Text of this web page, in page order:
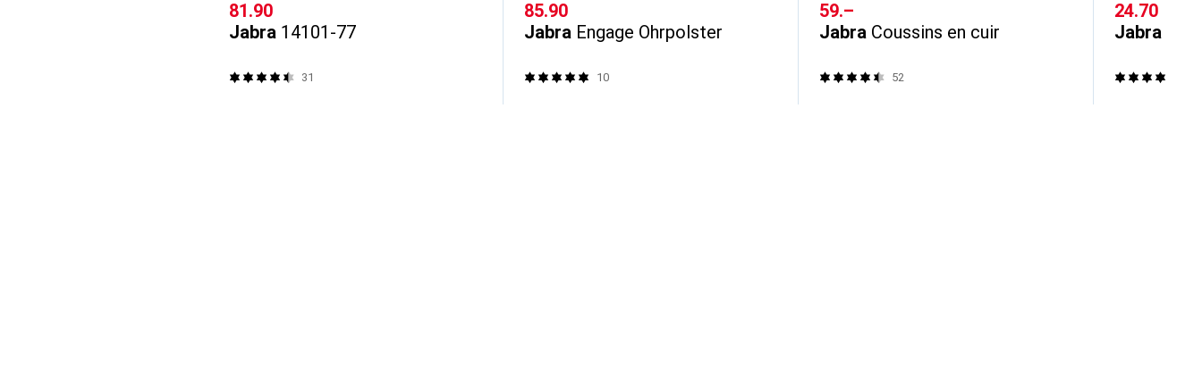
CHF
81.90
Jabra 14101-77
31
CHF
85.90
Jabra Engage Ohrpolster
10
CHF
59.–
Jabra Coussins en cuir
52
CHF
24.70
Jabra